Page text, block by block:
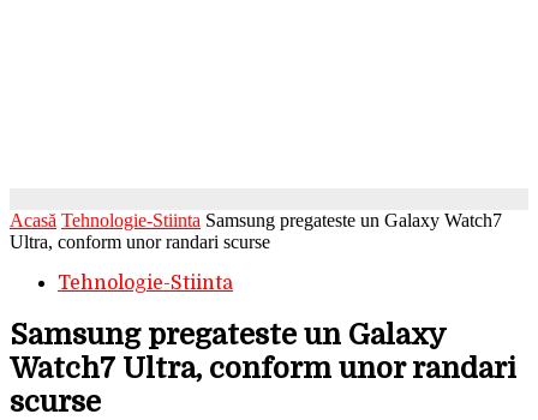
Acasă Tehnologie-Stiinta Samsung pregateste un Galaxy Watch7
Ultra, conform unor randari scurse
Tehnologie-Stiinta
Samsung pregateste un Galaxy
Watch7 Ultra, conform unor randari
scurse